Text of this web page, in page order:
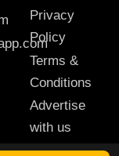
Privacy
Policy
Terms &
Conditions
Advertise
with us
Sitemap